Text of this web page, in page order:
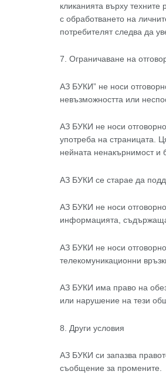
кликанията върху
с обработването на
потребителят следва да
7. Ограничаване на
АЗ БУКИ” не носи
невъзможността или
АЗ БУКИ не носи
употреба на страницата.
нейната ненакърнимост и
АЗ БУКИ се старае да
АЗ БУКИ не носи
информацията, съдържаща
АЗ БУКИ не носи
телекомуникационни
АЗ БУКИ има право на
или нарушение на тези
8. Други условия
АЗ БУКИ си запазва
съобщение за промените.